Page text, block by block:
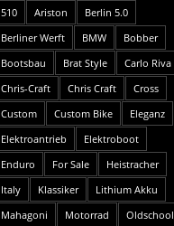
510 Ariston
Berlin 5.0
Berliner Werft
BMW
Bobber
Bootsbau
Brat Style
Carlo Riva
Chris-Craft
Chris Craft
Cross
Custom
Custom Bike
Eleganz
Elektroantrieb
Elektroboot
Enduro
For Sale
Heistracher
Italy
Klassiker
Lithium Akku
Mahagoni
Motorrad
Oldschool